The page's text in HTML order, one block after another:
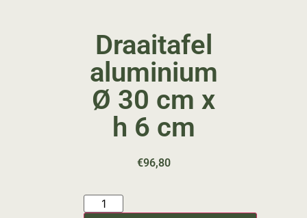
Draaitafel
aluminium
Ø 30 cm x
h 6 cm
€96,80